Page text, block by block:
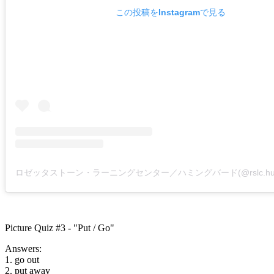
この投稿をInstagramで見る
Picture Quiz #3 - "Put / Go"
Answers:
1. go out
2. put away